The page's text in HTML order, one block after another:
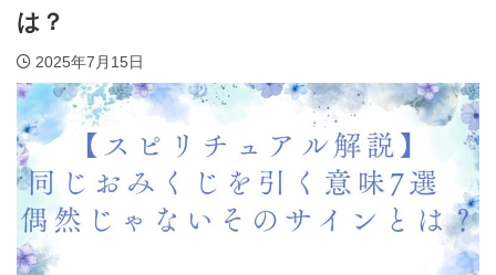
は？
2025年7月15日